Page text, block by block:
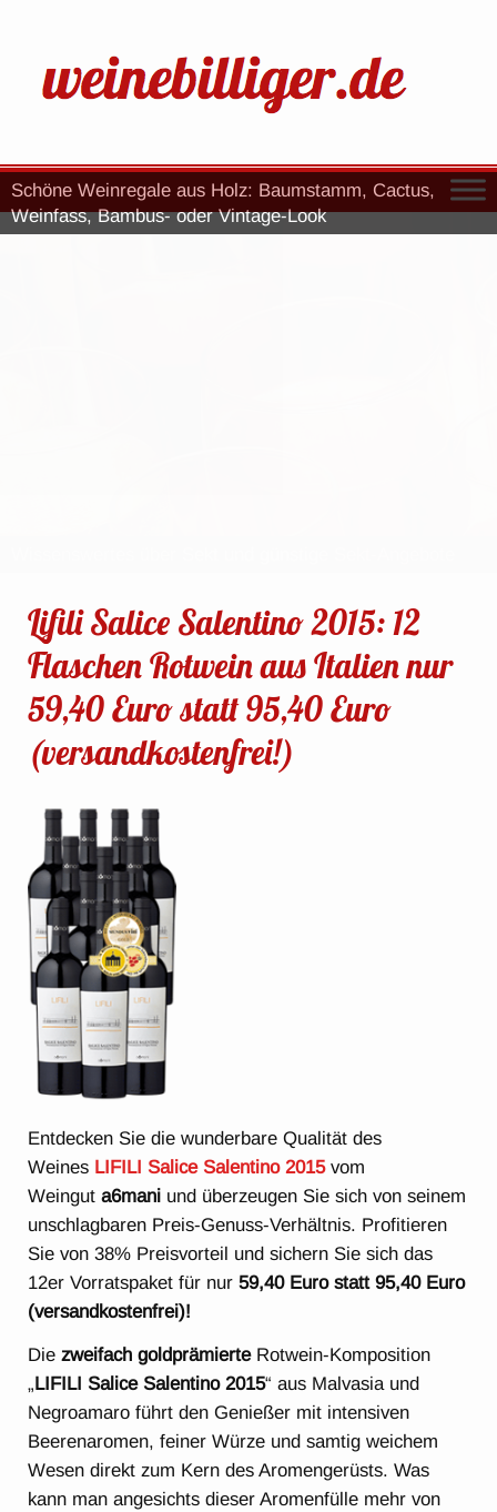
Schöne Weinregale aus Holz: Baumstamm, Cactus,
Weinfass, Bambus- oder Vintage-Look
Lifili Salice Salentino 2015: 12
Flaschen Rotwein aus Italien nur
59,40 Euro statt 95,40 Euro
(versandkostenfrei!)
Entdecken Sie die wunderbare Qualität des
Weines LIFILI Salice Salentino 2015vom
Weinguta6mani und überzeugen Sie sich von seinem
unschlagbaren Preis-Genuss-Verhältnis. Profitieren
Sie von 38% Preisvorteil und sichern Sie sich das
12er Vorratspaket für nur59,40 Euro statt 95,40 Euro
(versandkostenfrei)!
Diezweifach goldprämierteRotwein-Komposition
„ LIFILI Salice Salentino 2015“ aus Malvasia und
Negroamaro führt den Genießer mit intensiven
Beerenaromen, feiner Würze und samtig weichem
Wesen direkt zum Kern des Aromengerüsts. Was
kann man angesichts dieser Aromenfülle mehr von